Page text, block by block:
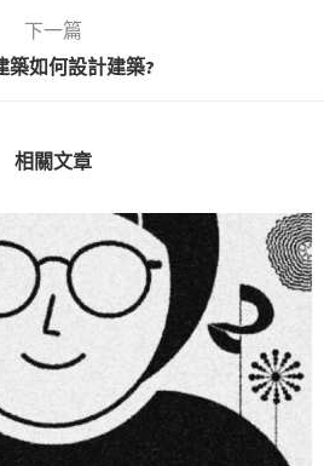
下一篇
築如何設計建築?
相關文章